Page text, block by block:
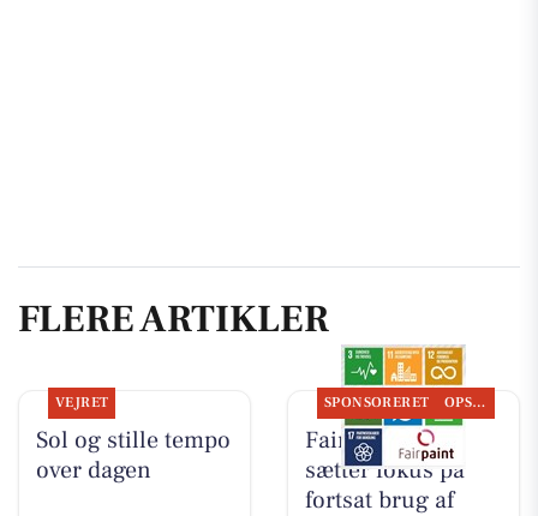
FLERE ARTIKLER
VEJRET
Sol og stille tempo
over dagen
SPONSORERET OPSLAGSTAVLEN
Fairpaint ApS
sætter fokus på
fortsat brug af